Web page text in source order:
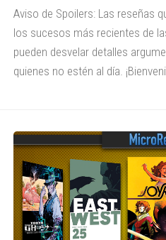
Aviso de Spoilers: Las reseñas
los sucesos más recientes de
pueden desvelar detalles
quienes no estén al día.